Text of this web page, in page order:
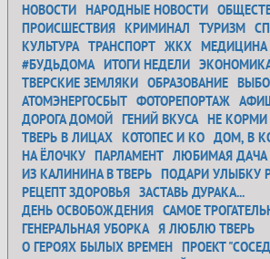
НОВОСТИ НАРОДНЫЕ НОВОСТИ
ПРОИСШЕСТВИЯ КРИМИНАЛ ТУРИЗМ
КУЛЬТУРА ТРАНСПОРТ ЖКХ МЕДИЦИНА
#БУДЬДОМА ИТОГИ НЕДЕЛИ
ТВЕРСКИЕ ЗЕМЛЯКИ ОБРАЗОВАНИЕ
АТОМЭНЕРГОСБЫТ ФОТОРЕПОРТАЖ
ДОРОГА ДОМОЙ ГЕНИЙ ВКУСА НЕ КОРМИ
ТВЕРЬ В ЛИЦАХ КОТОПЕС И КО ДОМ, В
НА ЁЛОЧКУ ПАРЛАМЕНТ ЛЮБИМАЯ ДАЧА
ИЗ КАЛИНИНА В ТВЕРЬ ПОДАРИ УЛЫБКУ
РЕЦЕПТ ЗДОРОВЬЯ ЗАСТАВЬ ДУРАКА...
ДЕНЬ ОСВОБОЖДЕНИЯ САМОЕ
ГЕНЕРАЛЬНАЯ УБОРКА Я ЛЮБЛЮ ТВЕРЬ
О ГЕРОЯХ БЫЛЫХ ВРЕМЕН ПРОЕКТ